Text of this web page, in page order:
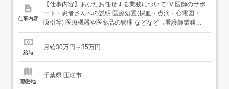
仕事内容
【仕事内容】あなたお任せする業務について! V 医師のサポ
ート・患者さんへの説明 医療処置(採血・点滴・心電図・
吸引等) 医療機器や医薬品の管理 などなど→看護師業務全
般をお任せいたします!<皆様の転職活動を成功に導きます>
ない条件を教えて下さい!人間関係、休みの取りやすさ、給
給与
月給30万円～35万円
勤務地
千葉県 匝瑳市